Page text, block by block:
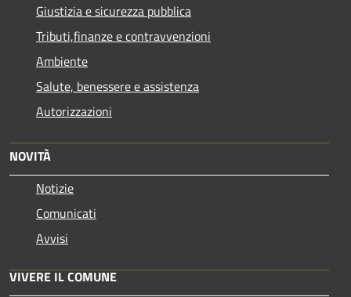
Giustizia e sicurezza pubblica
Tributi,finanze e contravvenzioni
Ambiente
Salute, benessere e assistenza
Autorizzazioni
NOVITÀ
Notizie
Comunicati
Avvisi
VIVERE IL COMUNE